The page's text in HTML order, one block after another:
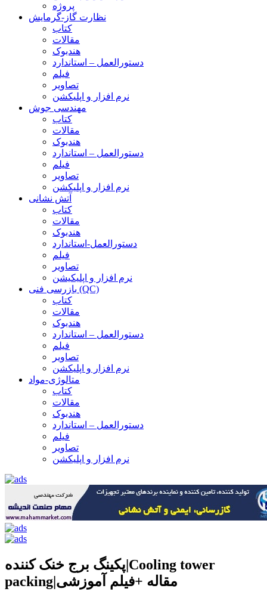
پروژه
نظارت گاز-گرمایش
کتاب
مقالات
هندبوک
دستورالعمل – استاندارد
فیلم
تصاویر
نرم افزار و اپلیکشن
مهندسی جوش
کتاب
مقالات
هندبوک
دستورالعمل – استاندارد
فیلم
تصاویر
نرم افزار و اپلیکشن
آتش نشانی
کتاب
مقالات
هندبوک
دستورالعمل-استاندارد
فیلم
تصاویر
نرم افزار و اپلیکیشن
بازرسی فنی (QC)
کتاب
مقالات
هندبوک
دستورالعمل – استاندارد
فیلم
تصاویر
نرم افزار و اپلیکشن
متالوژی-مواد
کتاب
مقالات
هندبوک
دستورالعمل – استاندارد
فیلم
تصاویر
نرم افزار و اپلیکشن
پکینگ برج خنک کننده|Cooling tower
packing|مقاله +فیلم آموزشی